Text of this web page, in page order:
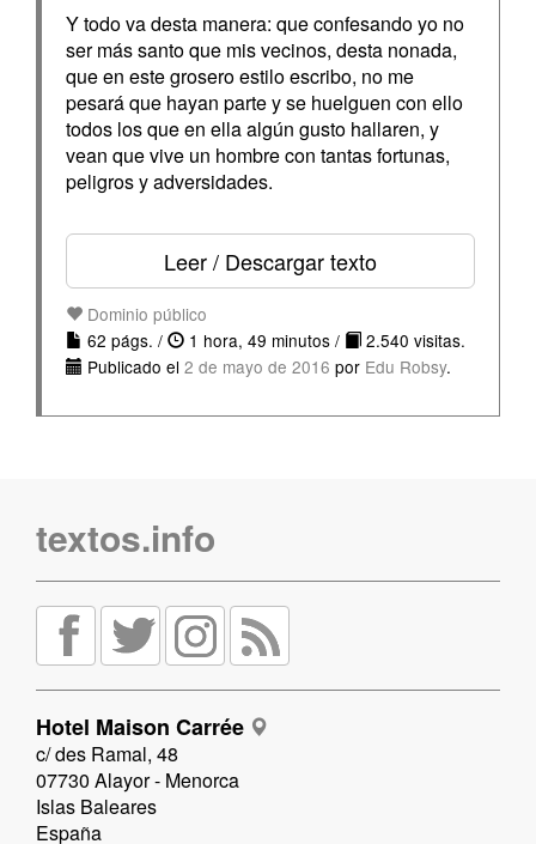
Y todo va desta manera: que confesando yo no
ser más santo que mis vecinos, desta nonada,
que en este grosero estilo escribo, no me
pesará que hayan parte y se huelguen con ello
todos los que en ella algún gusto hallaren, y
vean que vive un hombre con tantas fortunas,
peligros y adversidades.
Leer / Descargar texto
Dominio público
62 págs. /
1 hora, 49 minutos /
2.540 visitas.
Publicado el 2 de mayo de 2016 por Edu Robsy.
textos.info
Hotel Maison Carrée
c/ des Ramal, 48
07730 Alayor - Menorca
Islas Baleares
España